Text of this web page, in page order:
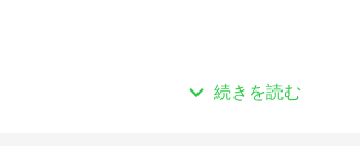
続きを読む